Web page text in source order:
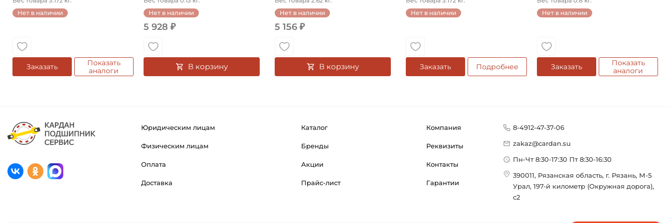
Нет в наличии
Заказать
Показать
аналоги
Нет в наличии
5 928 ₽
В корзину
Нет в наличии
5 156 ₽
В корзину
Нет в наличии
Заказать Подробнее
Нет в наличии
Заказать
Показать
аналоги
Юридическим лицам
Физическим лицам
Оплата
Доставка
Каталог
Бренды
Акции
Прайс-лист
Компания
Реквизиты
Контакты
Гарантии
8-4912-47-37-06
zakaz@cardan.su
Пн-Чт 8:30-17:30 Пт 8:30-16:30
390011, Рязанская область, г. Рязань, М-5
Урал, 197-й километр (Окружная дорога),
с2